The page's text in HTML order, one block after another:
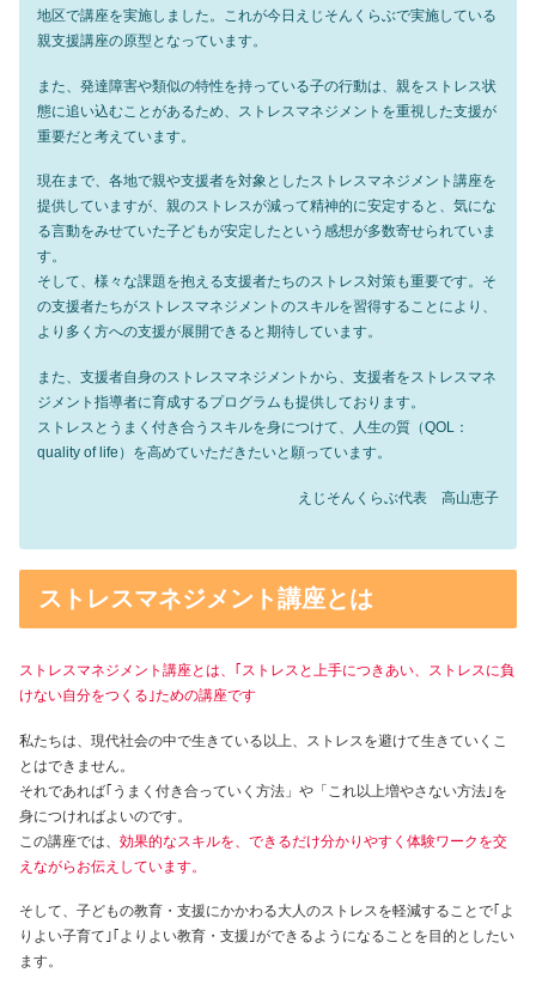
地区で講座を実施しました。これが今日えじそんくらぶで実施している
親支援講座の原型となっています。
また、発達障害や類似の特性を持っている子の行動は、親をストレス状
態に追い込むことがあるため、ストレスマネジメントを重視した支援が
重要だと考えています。
現在まで、各地で親や支援者を対象としたストレスマネジメント講座を
提供していますが、親のストレスが減って精神的に安定すると、気にな
る言動をみせていた子どもが安定したという感想が多数寄せられていま
す。
そして、様々な課題を抱える支援者たちのストレス対策も重要です。そ
の支援者たちがストレスマネジメントのスキルを習得することにより、
より多く方への支援が展開できると期待しています。
また、支援者自身のストレスマネジメントから、支援者をストレスマネ
ジメント指導者に育成するプログラムも提供しております。
ストレスとうまく付き合うスキルを身につけて、人生の質（QOL：
quality of life）を高めていただきたいと願っています。
えじそんくらぶ代表 高山恵子
ストレスマネジメント講座とは
ストレスマネジメント講座とは、｢ストレスと上手につきあい、ストレスに負
けない自分をつくる｣ための講座です
私たちは、現代社会の中で生きている以上、ストレスを避けて生きていくこ
とはできません。
それであれば｢うまく付き合っていく方法」や「これ以上増やさない方法｣を
身につければよいのです。
この講座では、 効果的なスキルを、できるだけ分かりやすく体験ワークを交
えながらお伝えしています。
そして、子どもの教育・支援にかかわる大人のストレスを軽減することで｢よ
りよい子育て｣｢よりよい教育・支援｣ができるようになることを目的としたい
ます。